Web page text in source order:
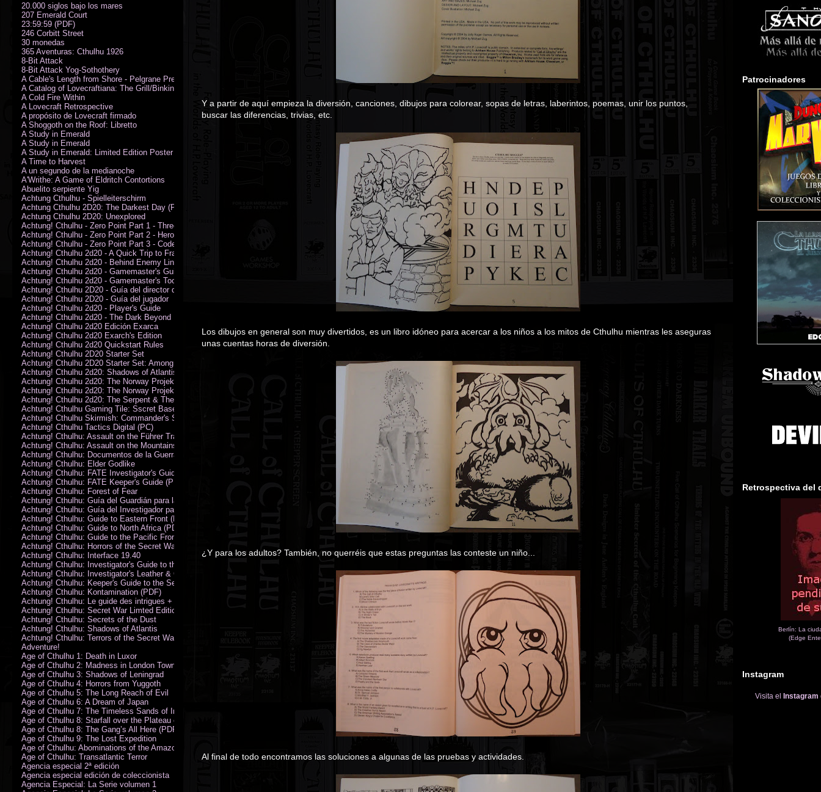
Y a partir de aquí empieza la diversión, canciones, dibujos para colorear, sopas de letras, laberintos, poemas, unir los puntos,
buscar las diferencias, trivias, etc.
Los dibujos en general son muy divertidos, es un libro idóneo para acercar a los niños a los mitos de Cthulhu mientras les aseguras
unas cuentas horas de diversión.
¿Y para los adultos? También, no querréis que estas preguntas las conteste un niño...
Al final de todo encontramos las soluciones a algunas de las pruebas y actividades.
20.000 siglos bajo los mares
207 Emerald Court
23:59:59 (PDF)
246 Corbitt Street
30 monedas
365 Aventuras: Cthulhu 1926
8-Bit Attack
8-Bit Attack Yog-Sothothery
A Cable's Length from Shore - Pelgrane Press' FreeRPG 2018 (PDF)
A Catalog of Lovecraftiana: The Grill/Binkin Collection
A Cold Fire Within
A Lovecraft Retrospective
A propósito de Lovecraft firmado
A Shoggoth on the Roof: Libretto
A Study in Emerald
A Study in Emerald
A Study in Emerald: Limited Edition Poster (Neil Gaiman)
A Time to Harvest
A un segundo de la medianoche
A'Writhe: A Game of Eldritch Contortions
Abuelito serpiente Yig
Achtung Cthulhu - Spielleiterschirm
Achtung Cthulhu 2D20: The Darkest Day (PDF)
Achtung Cthulhu 2D20: Unexplored
Achtung! Cthulhu - Zero Point Part 1 - Three Kings
Achtung! Cthulhu - Zero Point Part 2 - Heroes of the Sea
Achtung! Cthulhu - Zero Point Part 3 - Code of Honour (PDF)
Achtung! Cthulhu 2d20 - A Quick Trip to France (PDF)
Achtung! Cthulhu 2d20 - Behind Enemy Lines
Achtung! Cthulhu 2d20 - Gamemaster's Guide
Achtung! Cthulhu 2d20 - Gamemaster's Toolkit
Achtung! Cthulhu 2D20 - Guía del director de juego
Achtung! Cthulhu 2D20 - Guía del jugador
Achtung! Cthulhu 2d20 - Player's Guide
Achtung! Cthulhu 2d20 - The Dark Beyond
Achtung! Cthulhu 2d20 Edición Exarca
Achtung! Cthulhu 2d20 Exarch's Edition
Achtung! Cthulhu 2d20 Quickstart Rules
Achtung! Cthulhu 2D20 Starter Set
Achtung! Cthulhu 2D20 Starter Set: Among the Wolves (PDF)
Achtung! Cthulhu 2d20: Shadows of Atlantis
Achtung! Cthulhu 2d20: The Norway Projekt
Achtung! Cthulhu 2d20: The Norway Projekt (PDF)
Achtung! Cthulhu 2d20: The Serpent & The Sands
Achtung! Cthulhu Gaming Tile: Sscret Base & Icy Ruins
Achtung! Cthulhu Skirmish: Commander's Set
Achtung! Cthulhu Tactics Digital (PC)
Achtung! Cthulhu: Assault on the Führer Train
Achtung! Cthulhu: Assault on the Mountains of Madness
Achtung! Cthulhu: Documentos de la Guerra Secreta
Achtung! Cthulhu: Elder Godlike
Achtung! Cthulhu: FATE Investigator's Guide (PDF)
Achtung! Cthulhu: FATE Keeper's Guide (PDF)
Achtung! Cthulhu: Forest of Fear
Achtung! Cthulhu: Guía del Guardián para la Guerra Secreta
Achtung! Cthulhu: Guía del Investigador para la Guerra Secreta
Achtung! Cthulhu: Guide to Eastern Front (PDF)
Achtung! Cthulhu: Guide to North Africa (PDF)
Achtung! Cthulhu: Guide to the Pacific Front
Achtung! Cthulhu: Horrors of the Secret War
Achtung! Cthulhu: Interface 19.40
Achtung! Cthulhu: Investigator's Guide to the Secret War
Achtung! Cthulhu: Investigator's Leather & Canvas Bag
Achtung! Cthulhu: Keeper's Guide to the Secret War
Achtung! Cthulhu: Kontamination (PDF)
Achtung! Cthulhu: Le guide des intrigues + ecran
Achtung! Cthulhu: Secret War Limted Edition Book
Achtung! Cthulhu: Secrets of the Dust
Achtung! Cthulhu: Shadows of Atlantis
Achtung! Cthulhu: Terrors of the Secret War
Adventure!
Age of Cthulhu 1: Death in Luxor
Age of Cthulhu 2: Madness in London Town
Age of Cthulhu 3: Shadows of Leningrad
Age of Cthulhu 4: Horrors from Yuggoth
Age of Cthulhu 5: The Long Reach of Evil
Age of Cthulhu 6: A Dream of Japan
Age of Cthulhu 7: The Timeless Sands of India
Age of Cthulhu 8: Starfall over the Plateau of Leng
Age of Cthulhu 8: The Gang’s All Here (PDF)
Age of Cthulhu 9: The Lost Expedition
Age of Cthulhu: Abominations of the Amazon
Age of Cthulhu: Transatlantic Terror
Agencia especial 2ª edición
Agencia especial edición de coleccionista
Agencia Especial: La Serie volumen 1
Patrocinadores
Retrospectiva del
Berlín: La
(Edge
Instagram
Visita el Instagram